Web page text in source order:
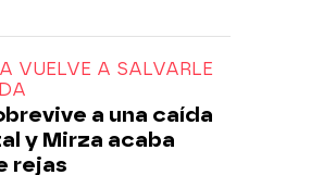
VUELVE A SALVARLE
a una caída
y Mirza acaba
rejas